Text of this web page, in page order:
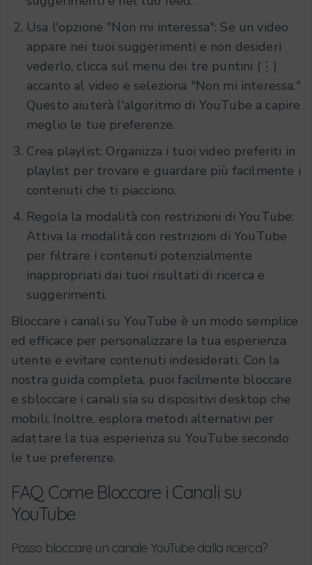
Usa l'opzione "Non mi interessa": Se un video
appare nei tuoi suggerimenti e non desideri
vederlo, clicca sul menu dei tre puntini (⋮)
accanto al video e seleziona "Non mi interessa."
Questo aiuterà l'algoritmo di YouTube a capire
meglio le tue preferenze.
Crea playlist: Organizza i tuoi video preferiti in
playlist per trovare e guardare più facilmente i
contenuti che ti piacciono.
Regola la modalità con restrizioni di YouTube:
Attiva la modalità con restrizioni di YouTube
per filtrare i contenuti potenzialmente
inappropriati dai tuoi risultati di ricerca e
suggerimenti.
Bloccare i canali su YouTube è un modo semplice
ed efficace per personalizzare la tua esperienza
utente e evitare contenuti indesiderati. Con la
nostra guida completa, puoi facilmente bloccare
e sbloccare i canali sia su dispositivi desktop che
mobili. Inoltre, esplora metodi alternativi per
adattare la tua esperienza su YouTube secondo
le tue preferenze.
FAQ Come Bloccare i Canali su
YouTube
Posso bloccare un canale YouTube dalla ricerca?